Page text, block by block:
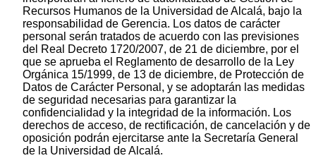
Recursos Humanos de la Universidad de Alcalá, bajo la
responsabilidad de Gerencia. Los datos de carácter
personal serán tratados de acuerdo con las previsiones
del Real Decreto 1720/2007, de 21 de diciembre, por el
que se aprueba el Reglamento de desarrollo de la Ley
Orgánica 15/1999, de 13 de diciembre, de Protección de
Datos de Carácter Personal, y se adoptarán las medidas
de seguridad necesarias para garantizar la
confidencialidad y la integridad de la información. Los
derechos de acceso, de rectificación, de cancelación y de
oposición podrán ejercitarse ante la Secretaría General
de la Universidad de Alcalá.